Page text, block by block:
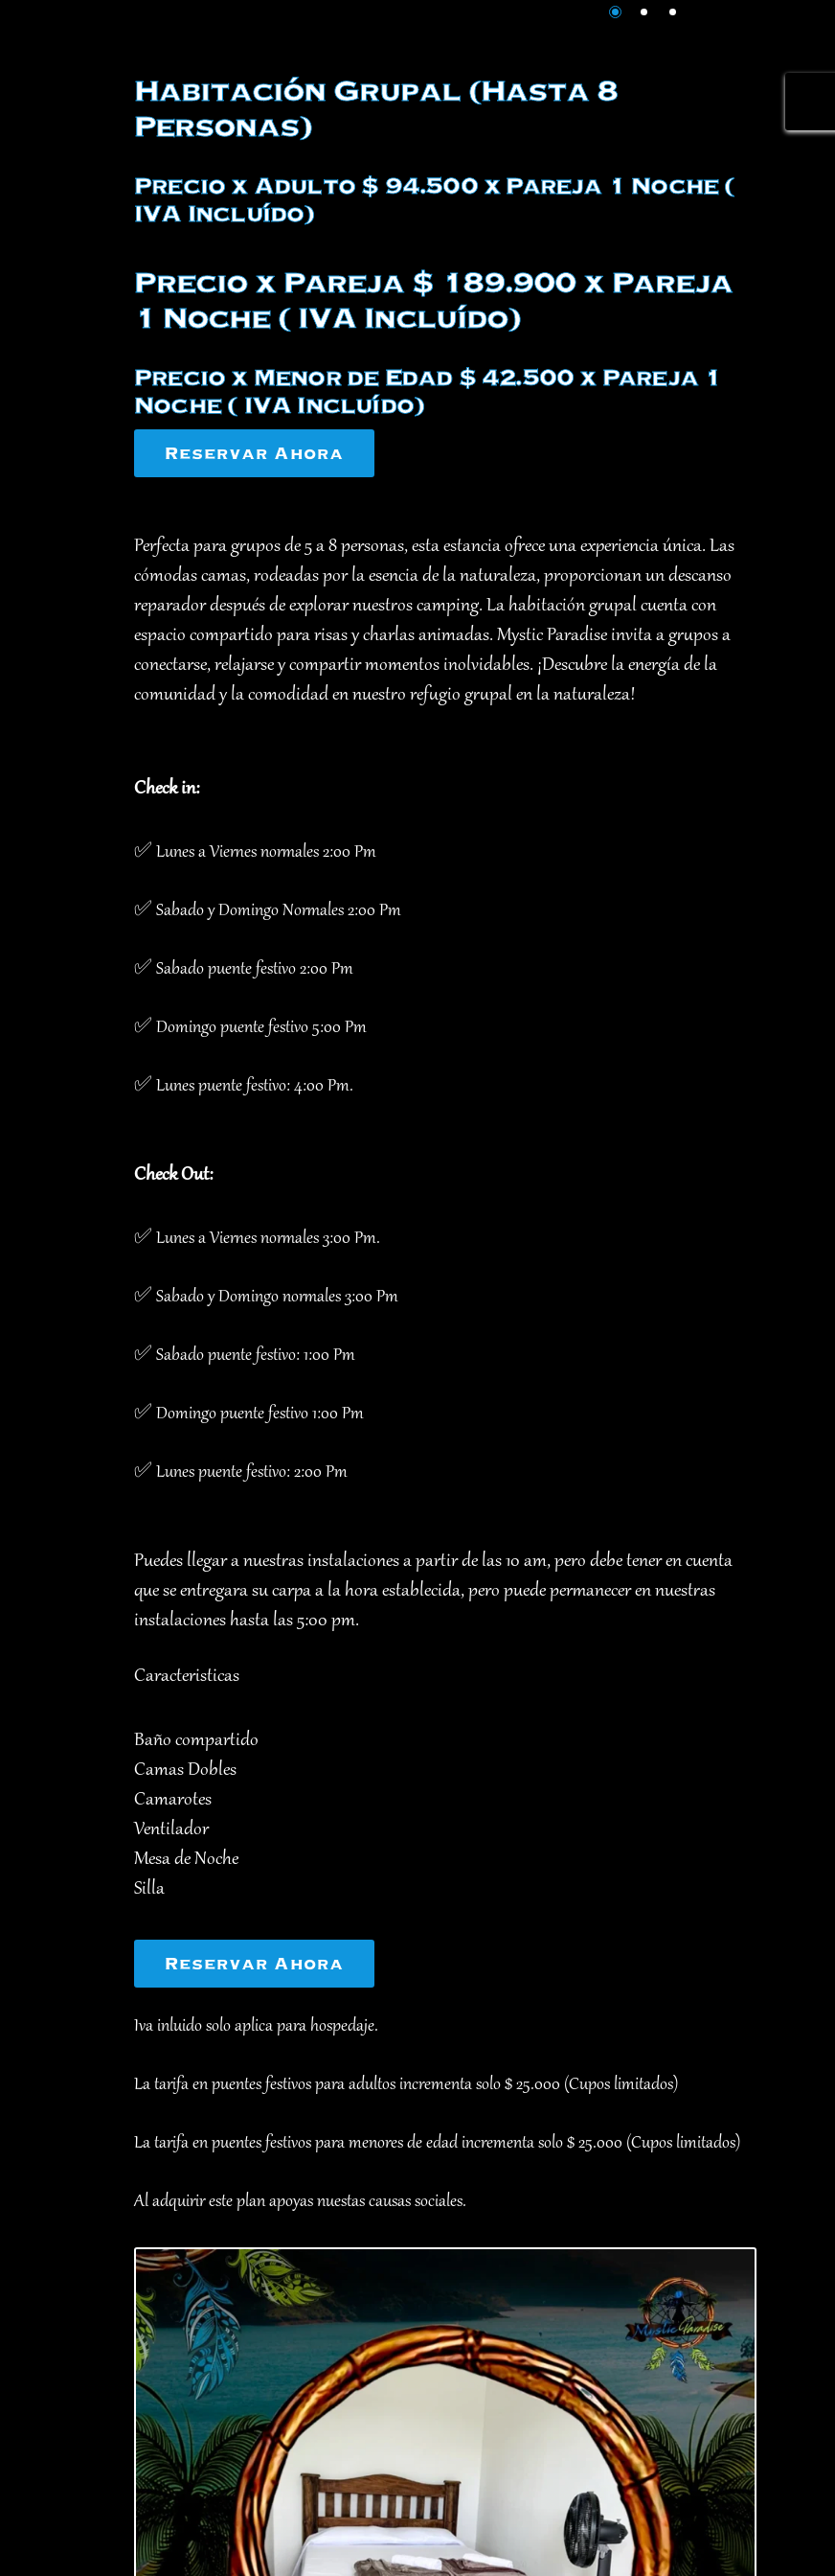
Habitación Grupal (Hasta 8
Personas)
Precio x Adulto $ 94.500 x Pareja 1 Noche (
IVA Incluído)
Precio x Pareja $ 189.900 x Pareja
1 Noche ( IVA Incluído)
Precio x Menor de Edad $ 42.500 x Pareja 1
Noche ( IVA Incluído)
Reservar Ahora
Perfecta para grupos de 5 a 8 personas, esta estancia ofrece una experiencia única. Las
cómodas camas, rodeadas por la esencia de la naturaleza, proporcionan un descanso
reparador después de explorar nuestros camping. La habitación grupal cuenta con
espacio compartido para risas y charlas animadas. Mystic Paradise invita a grupos a
conectarse, relajarse y compartir momentos inolvidables. ¡Descubre la energía de la
comunidad y la comodidad en nuestro refugio grupal en la naturaleza!
Check in:
✅ Lunes a Viernes normales 2:00 Pm
✅ Sabado y Domingo Normales 2:00 Pm
✅ Sabado puente festivo 2:00 Pm
✅ Domingo puente festivo 5:00 Pm
✅ Lunes puente festivo: 4:00 Pm.
Check Out:
✅ Lunes a Viernes normales 3:00 Pm.
✅ Sabado y Domingo normales 3:00 Pm
✅ Sabado puente festivo: 1:00 Pm
✅ Domingo puente festivo 1:00 Pm
✅ Lunes puente festivo: 2:00 Pm
Puedes llegar a nuestras instalaciones a partir de las 10 am, pero debe tener en cuenta
que se entregara su carpa a la hora establecida, pero puede permanecer en nuestras
instalaciones hasta las 5:00 pm.
Caracteristicas
Baño compartido
Camas Dobles
Camarotes
Ventilador
Mesa de Noche
Silla
Reservar Ahora
Iva inluido solo aplica para hospedaje.
La tarifa en puentes festivos para adultos incrementa solo $ 25.000 (Cupos limitados)
La tarifa en puentes festivos para menores de edad incrementa solo $ 25.000 (Cupos limitados)
Al adquirir este plan apoyas nuestas causas sociales.